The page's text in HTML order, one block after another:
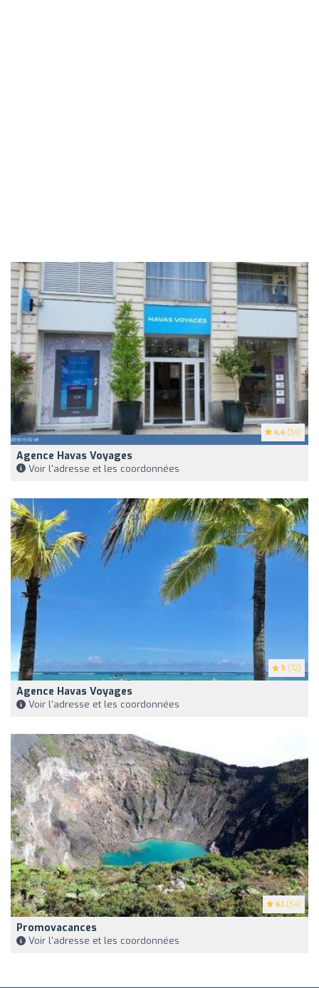
4.4 (34)
Agence Havas Voyages
Voir l'adresse et les coordonnées
5 (72)
Agence Havas Voyages
Voir l'adresse et les coordonnées
4.1 (54)
Promovacances
Voir l'adresse et les coordonnées